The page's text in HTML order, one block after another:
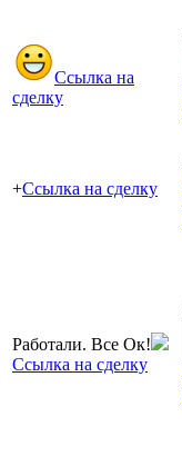
Ссылка на
сделку
+Ссылка на сделку
Работали. Все Ок!
Ссылка на сделку